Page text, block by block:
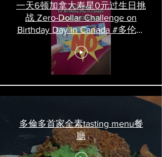
一天6顿加拿大寿星0元过生日挑
战 Zero-Dollar Challenge on
Birthday Day in Canada #多伦多
吃喝玩乐 #多伦多美食
#torontofood
多倫多首家全素tasting menu餐
廳